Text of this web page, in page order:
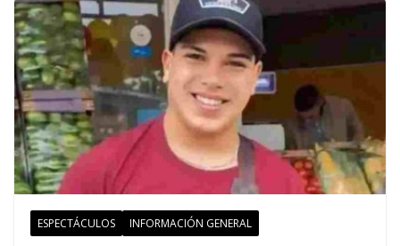
ESPECTÁCULOS INFORMACIÓN GENERAL